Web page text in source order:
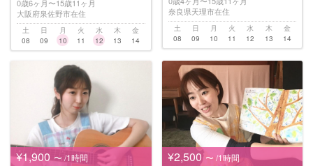
0歳6ヶ月〜15歳11ヶ月
大阪府泉佐野市在住
土
08
日
09
月
10
火
11
水
12
木
13
金
14
奈良県天理市在住
土
08
日
09
月
10
火
11
水
12
木
13
金
14
¥1,900 〜 /1時間 ¥2,500 〜 /1時間